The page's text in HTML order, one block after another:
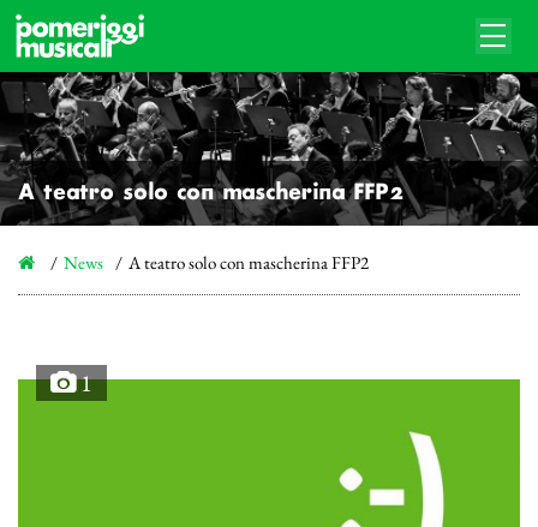
A teatro solo con mascherina FFP2
News A teatro solo con mascherina FFP2
1